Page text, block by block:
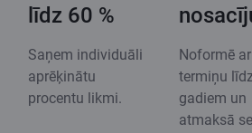
līdz 60 %
Saņem individuāli
aprēķinātu
procentu likmi.
Noformē ar
termiņu
gadiem un
atmaksā